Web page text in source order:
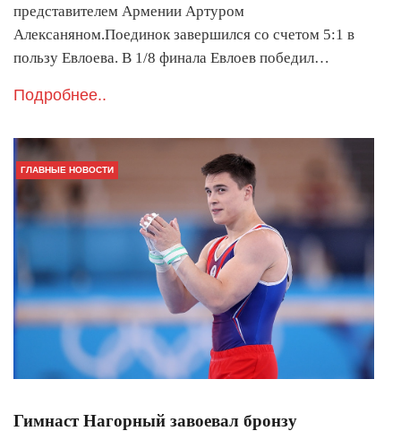
представителем Армении Артуром
Алексаняном.Поединок завершился со счетом 5:1 в
пользу Евлоева. В 1/8 финала Евлоев победил…
Подробнее..
ГЛАВНЫЕ НОВОСТИ
Гимнаст Нагорный завоевал бронзу